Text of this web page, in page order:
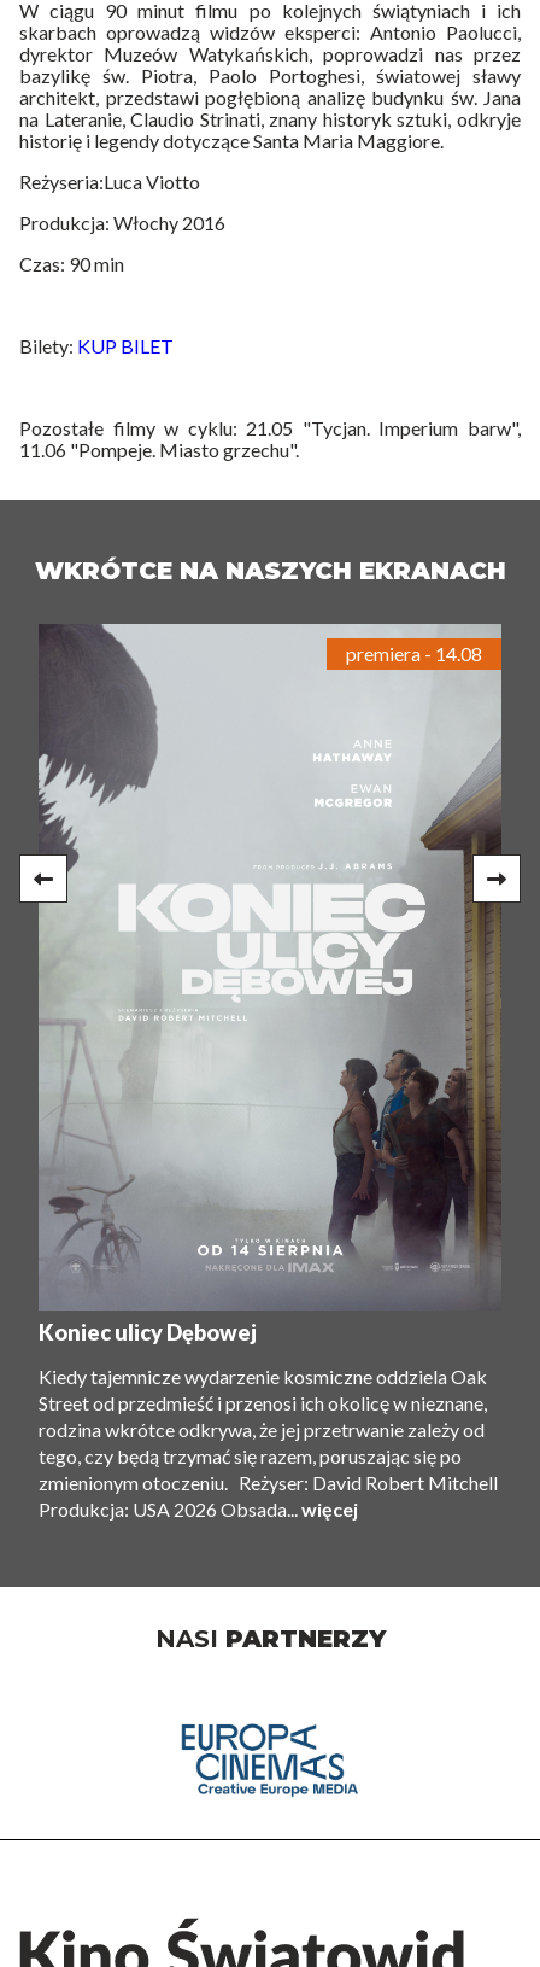
W ciągu 90 minut filmu po kolejnych świątyniach i ich
skarbach oprowadzą widzów eksperci: Antonio Paolucci,
dyrektor Muzeów Watykańskich, poprowadzi nas przez
bazylikę św. Piotra, Paolo Portoghesi, światowej sławy
architekt, przedstawi pogłębioną analizę budynku św. Jana
na Lateranie, Claudio Strinati, znany historyk sztuki, odkryje
historię i legendy dotyczące Santa Maria Maggiore.
Reżyseria:Luca Viotto
Produkcja: Włochy 2016
Czas: 90 min
Bilety: KUP BILET
Pozostałe filmy w cyklu: 21.05 "Tycjan. Imperium barw",
11.06 "Pompeje. Miasto grzechu".
WKRÓTCE NA NASZYCH EKRANACH
Koniec ulicy Dębowej
Kiedy tajemnicze wydarzenie kosmiczne oddziela Oak
Street od przedmieść i przenosi ich okolicę w nieznane,
rodzina wkrótce odkrywa, że ​​jej przetrwanie zależy od
tego, czy będą trzymać się razem, poruszając się po
zmienionym otoczeniu. Reżyser: David Robert Mitchell
Produkcja: USA 2026 Obsada... więcej
premiera - 14.08
NASI PARTNERZY